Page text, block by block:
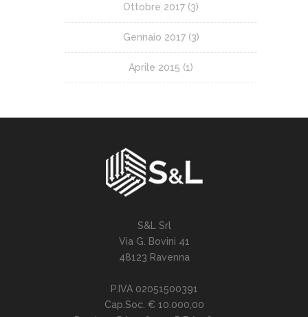
Ottobre 2017 (3)
Gennaio 2017(3)
Aprile 2015 (1)
S&L Srl
Via G. Bovini 41
48123 Ravenna
P.IVA 02051500391
Cap.Soc. € 10.000,00